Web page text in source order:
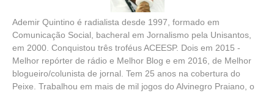
Ademir Quintino é radialista desde 1997, formado em
Comunicação Social, bacheral em Jornalismo pela Unisantos,
em 2000. Conquistou três troféus ACEESP. Dois em 2015 -
Melhor repórter de rádio e Melhor Blog e em 2016, de Melhor
blogueiro/colunista de jornal. Tem 25 anos na cobertura do
Peixe. Trabalhou em mais de mil jogos do Alvinegro Praiano, o